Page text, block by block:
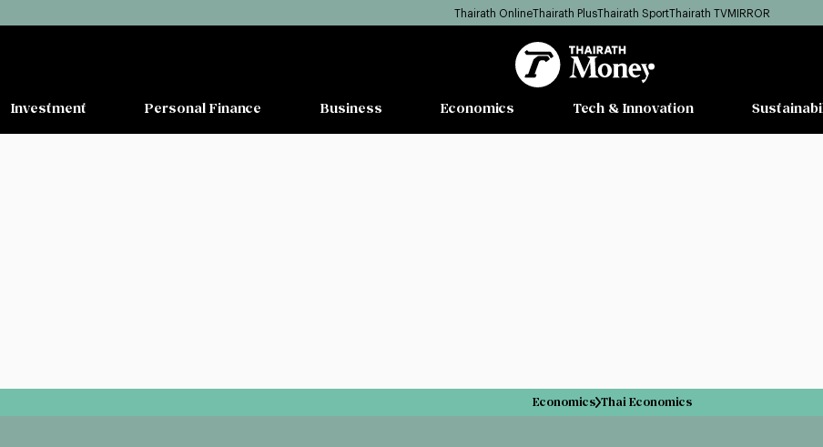
Thairath OnlineThairath PlusThairath SportThairath TVMIRROR
Investment Personal Finance Business Economics Tech & Innovation
Economics Thai Economics